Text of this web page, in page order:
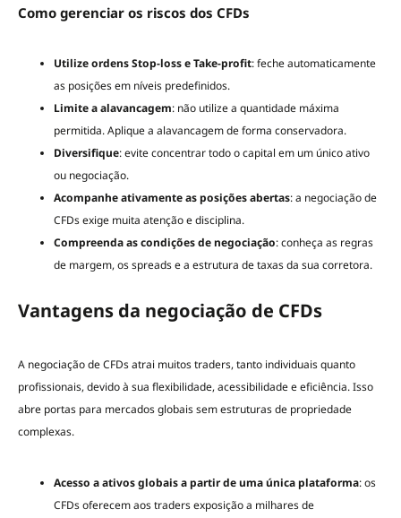
Como gerenciar os riscos dos CFDs
Utilize ordens Stop-loss e Take-profit: feche automaticamente
as posições em níveis predefinidos.
Limite a alavancagem: não utilize a quantidade máxima
permitida. Aplique a alavancagem de forma conservadora.
Diversifique: evite concentrar todo o capital em um único ativo
ou negociação.
Acompanhe ativamente as posições abertas: a negociação de
CFDs exige muita atenção e disciplina.
Compreenda as condições de negociação: conheça as regras
de margem, os spreads e a estrutura de taxas da sua corretora.
Vantagens da negociação de CFDs
A negociação de CFDs atrai muitos traders, tanto individuais quanto
profissionais, devido à sua flexibilidade, acessibilidade e eficiência. Isso
abre portas para mercados globais sem estruturas de propriedade
complexas.
Acesso a ativos globais a partir de uma única plataforma: os
CFDs oferecem aos traders exposição a milhares de